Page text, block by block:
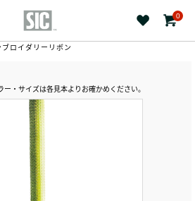
0
ロイダリーリボン
・サイズは各見本よりお確かめください。